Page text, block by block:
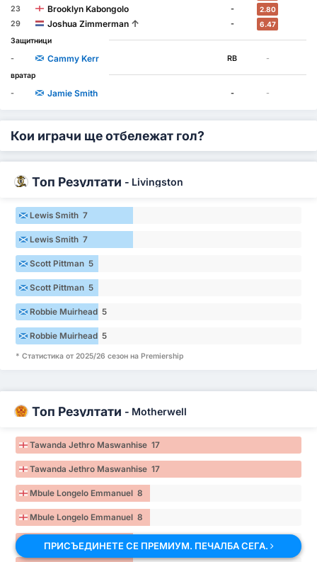
23 Brooklyn Kabongolo - 2.80
29 Joshua Zimmerman ↑ - 6.47
Защитници
-
Cammy Kerr RB
-
вратар
-
Jamie Smith - -
Кои играчи ще отбележат гол?
Топ Резултати - Livingston
Lewis Smith 7
Lewis Smith 7
Scott Pittman 5
Scott Pittman 5
Robbie Muirhead 5
Robbie Muirhead 5
* Статистика от 2025/26 сезон на Premiership
Топ Резултати - Motherwell
Tawanda Jethro Maswanhise 17
Tawanda Jethro Maswanhise 17
Mbule Longelo Emmanuel 8
Mbule Longelo Emmanuel 8
Elijah Henry Just 7
ПРИСЪЕДИНЕТЕ СЕ ПРЕМИУМ. ПЕЧАЛБА СЕГА.